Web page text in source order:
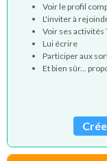
Voir le profil
L'inviter à
Voir ses activités
Lui écrire
Participer aux
Et bien sûr...